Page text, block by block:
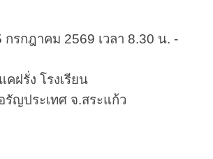
รกฎาคม 2569 เวลา 8.30 น. -
ฝรั่ง โรงเรียน
รัญประเทศ จ.สระแก้ว